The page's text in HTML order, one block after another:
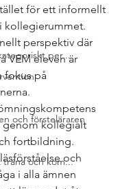
per...
och försteläraren
och kom...
för ett informellt
kollegierummet.
perspektiv där
VEM eleven är
fokus på
genom kollegialt
fortbildning.
och
i alla ämnen